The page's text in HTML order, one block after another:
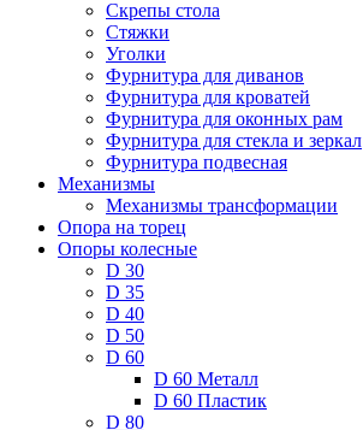
Скрепы стола
Стяжки
Уголки
Фурнитура для диванов
Фурнитура для кроватей
Фурнитура для оконных рам
Фурнитура для стекла и зеркал
Фурнитура подвесная
Механизмы
Механизмы трансформации
Опора на торец
Опоры колесные
D 30
D 35
D 40
D 50
D 60
D 60 Металл
D 60 Пластик
D 80